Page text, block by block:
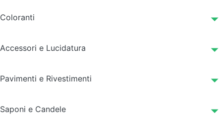
Coloranti
Accessori e Lucidatura
Pavimenti e Rivestimenti
Saponi e Candele